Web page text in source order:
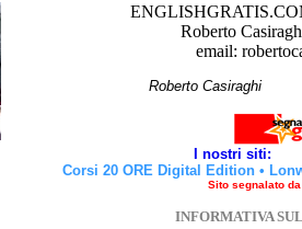
Roberto
email:
Roberto
I nostri siti:
Corsi 20 ORE Digital Edition •
Sito segnalato
INFORMATIVA